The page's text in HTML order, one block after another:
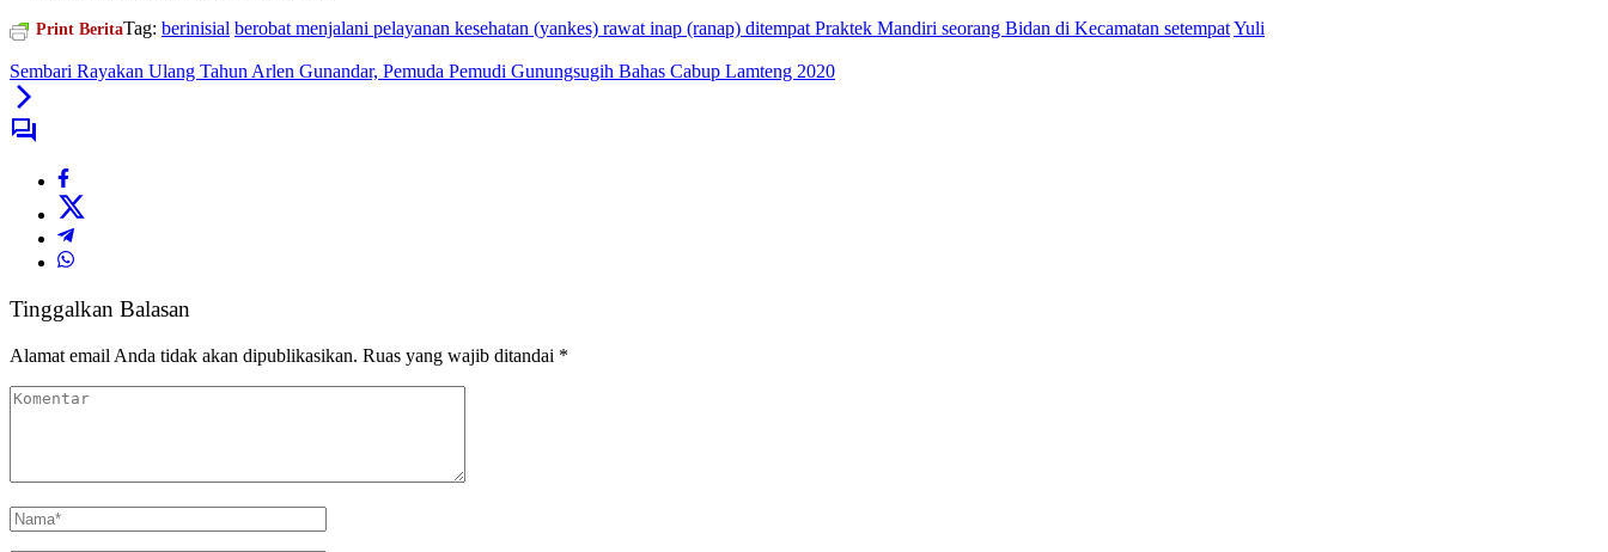
Print BeritaTag: berinisial berobat menjalani pelayanan kesehatan (yankes) rawat inap (ranap) ditempat Praktek Mandiri seorang Bidan di Kecamatan setempatYuli
Sembari Rayakan Ulang Tahun Arlen Gunandar, Pemuda Pemudi Gunungsugih Bahas Cabup Lamteng 2020
Tinggalkan Balasan
Alamat email Anda tidak akan dipublikasikan. Ruas yang wajib ditandai *